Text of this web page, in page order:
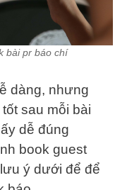
bài pr báo chí
dàng, nhưng
sau mỗi bài
dễ đúng
book guest
ý dưới để để